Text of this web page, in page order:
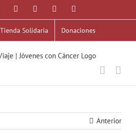
YouTubeInstagramCorreo
Tienda Solidaria Donaciones
Anterior